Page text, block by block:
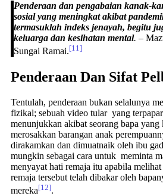
Penderaan dan pengabaian kanak-
sosial yang meningkat akibat
termasuklah indeks jenayah, begitu
keluarga dan kesihatan mental. –
Sungai Ramai.[11]
Penderaan Dan Sifat
Tentulah, penderaan bukan selalunya
fizikal; sebuah video tular yang
menunjukkan akibat seorang bapa yang
merosakkan barangan anak
dirakamkan dan dimuatnaik oleh ibu
mungkin sebagai cara untuk meminta
menyayat hati remaja itu apabila
remaja tersebut telah dibakar oleh
mereka[12].